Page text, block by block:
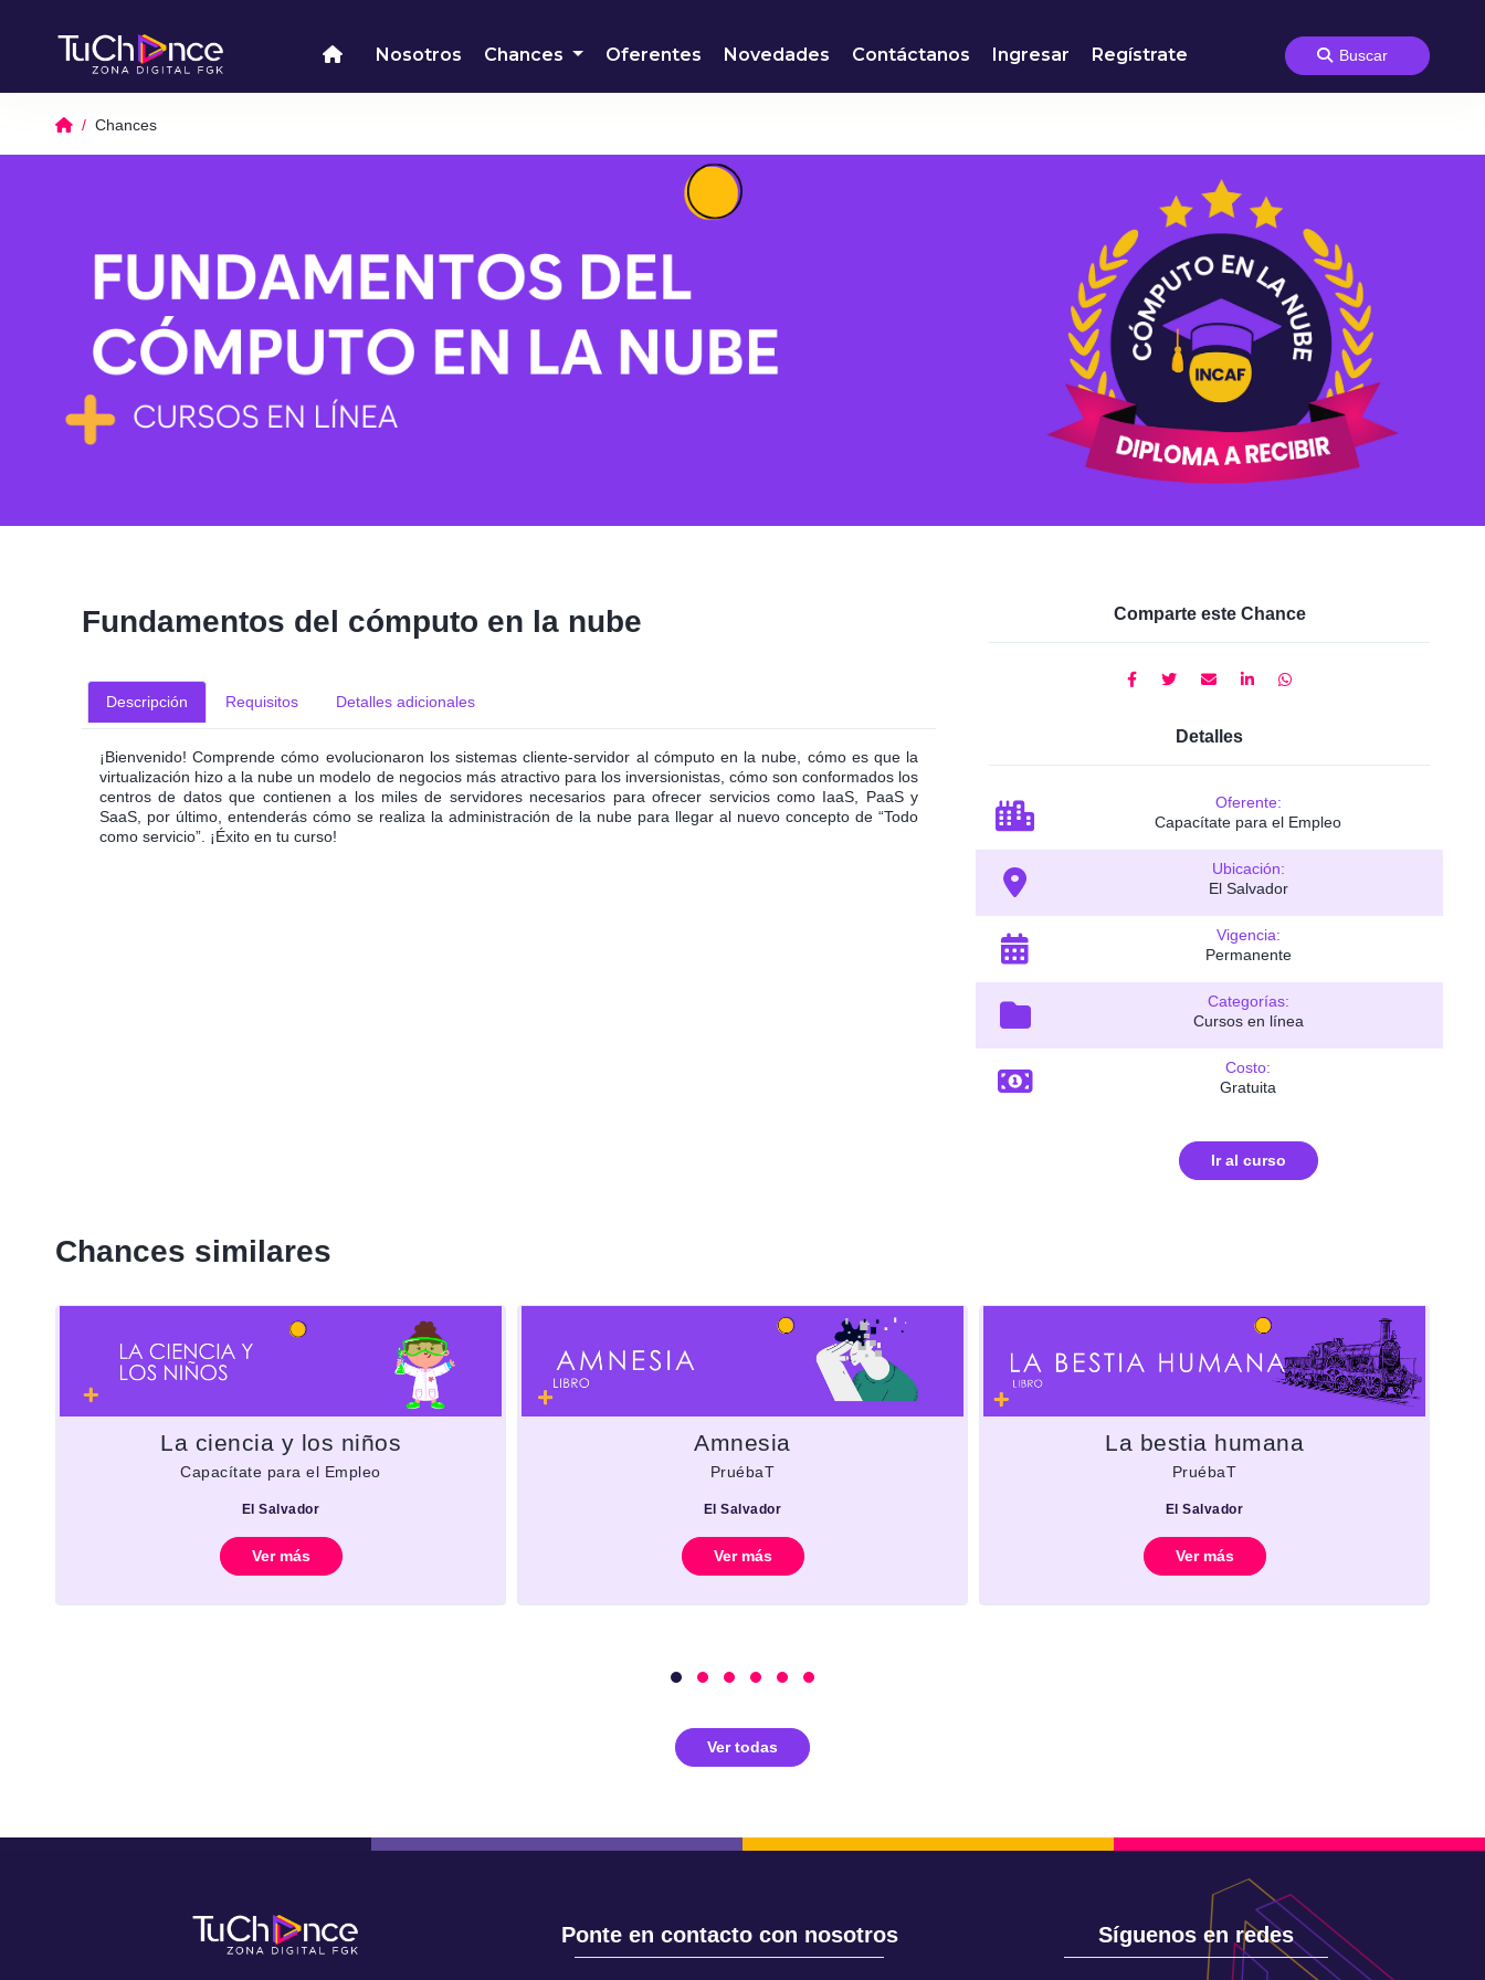
Nosotros Chances Oferentes Novedades Contáctanos Ingresar Regístrate
Chances
Fundamentos del cómputo en la nube
Descripción Requisitos Detalles adicionales
¡Bienvenido! Comprende cómo evolucionaron los sistemas cliente-servidor al cómputo en la nube, cómo es que la
virtualización hizo a la nube un modelo de negocios más atractivo para los inversionistas, cómo son conformados los
centros de datos que contienen a los miles de servidores necesarios para ofrecer servicios como IaaS, PaaS y
SaaS, por último, entenderás cómo se realiza la administración de la nube para llegar al nuevo concepto de “Todo
como servicio”. ¡Éxito en tu curso!
Comparte este Chance
Detalles
Oferente:
Capacítate para el Empleo
Ubicación:
El Salvador
Vigencia:
Permanente
Categorías:
Cursos en línea
Costo:
Gratuita
Ir al curso
Chances similares
La ciencia y los niños
Capacítate para el Empleo
El Salvador
Ver más
Amnesia
PruébaT
El Salvador
Ver más
La bestia humana
PruébaT
El Salvador
Ver más
Ver todas
Ponte en contacto con nosotros Síguenos en redes